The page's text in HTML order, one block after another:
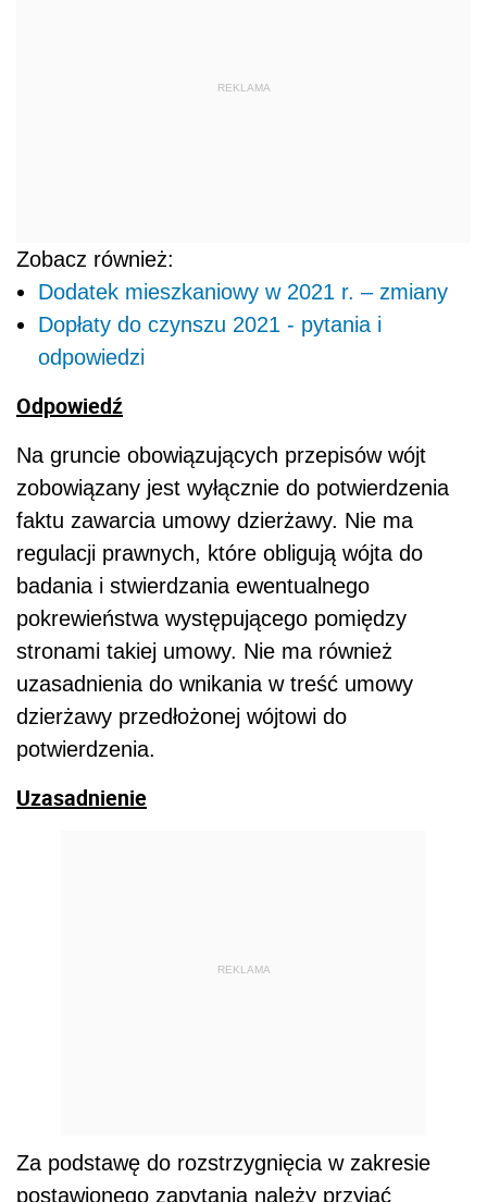
REKLAMA
Zobacz również:
Dodatek mieszkaniowy w 2021 r. – zmiany
Dopłaty do czynszu 2021 - pytania i
odpowiedzi
Odpowiedź
Na gruncie obowiązujących przepisów wójt
zobowiązany jest wyłącznie do potwierdzenia
faktu zawarcia umowy dzierżawy. Nie ma
regulacji prawnych, które obligują wójta do
badania i stwierdzania ewentualnego
pokrewieństwa występującego pomiędzy
stronami takiej umowy. Nie ma również
uzasadnienia do wnikania w treść umowy
dzierżawy przedłożonej wójtowi do
potwierdzenia.
Uzasadnienie
REKLAMA
Za podstawę do rozstrzygnięcia w zakresie
postawionego zapytania należy przyjąć